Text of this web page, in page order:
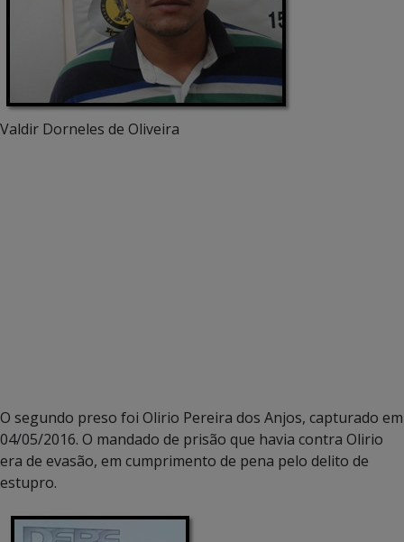
Valdir Dorneles de Oliveira
O segundo preso foi Olirio Pereira dos Anjos, capturado em
04/05/2016. O mandado de prisão que havia contra Olirio
era de evasão, em cumprimento de pena pelo delito de
estupro.